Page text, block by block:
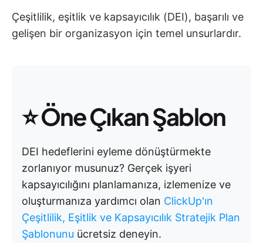
Çeşitlilik, eşitlik ve kapsayıcılık (DEI), başarılı ve
gelişen bir organizasyon için temel unsurlardır.
⭐Öne Çıkan Şablon
DEI hedeflerini eyleme dönüştürmekte
zorlanıyor musunuz? Gerçek işyeri
kapsayıcılığını planlamanıza, izlemenize ve
oluşturmanıza yardımcı olan ClickUp'ın
Çeşitlilik, Eşitlik ve Kapsayıcılık Stratejik Plan
Şablonunu ücretsiz deneyin.